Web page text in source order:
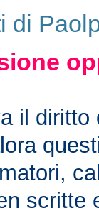
di
il diritto
scritte